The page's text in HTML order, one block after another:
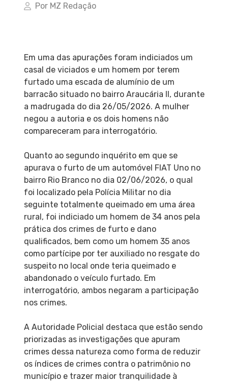
Por MZ Redação
Em uma das apurações foram indiciados um
casal de viciados e um homem por terem
furtado uma escada de alumínio de um
barracão situado no bairro Araucária II, durante
a madrugada do dia 26/05/2026. A mulher
negou a autoria e os dois homens não
compareceram para interrogatório.
Quanto ao segundo inquérito em que se
apurava o furto de um automóvel FIAT Uno no
bairro Rio Branco no dia 02/06/2026, o qual
foi localizado pela Polícia Militar no dia
seguinte totalmente queimado em uma área
rural, foi indiciado um homem de 34 anos pela
prática dos crimes de furto e dano
qualificados, bem como um homem 35 anos
como partícipe por ter auxiliado no resgate do
suspeito no local onde teria queimado e
abandonado o veículo furtado. Em
interrogatório, ambos negaram a participação
nos crimes.
A Autoridade Policial destaca que estão sendo
priorizadas as investigações que apuram
crimes dessa natureza como forma de reduzir
os índices de crimes contra o patrimônio no
município e trazer maior tranquilidade à